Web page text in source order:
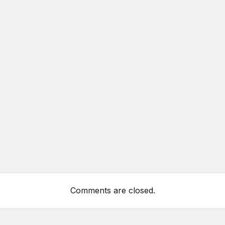
Comments are closed.